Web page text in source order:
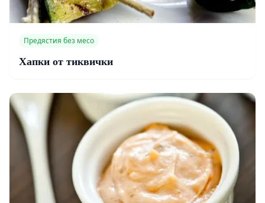
Предястия без месо
Хапки от тиквички